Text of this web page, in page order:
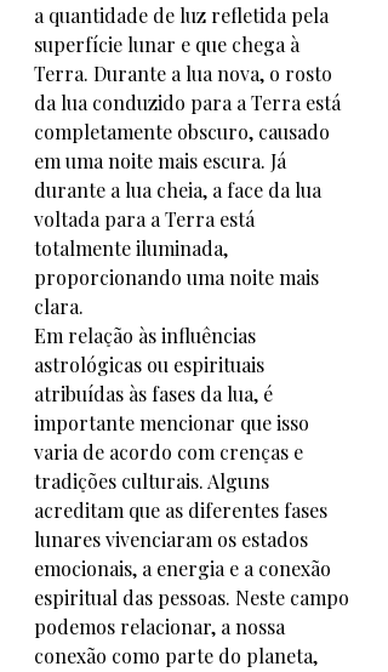
a quantidade de luz refletida pela
superfície lunar e que chega à
Terra. Durante a lua nova, o rosto
da lua conduzido para a Terra está
completamente obscuro, causado
em uma noite mais escura. Já
durante a lua cheia, a face da lua
voltada para a Terra está
totalmente iluminada,
proporcionando uma noite mais
clara.
Em relação às influências
astrológicas ou espirituais
atribuídas às fases da lua, é
importante mencionar que isso
varia de acordo com crenças e
tradições culturais. Alguns
acreditam que as diferentes fases
lunares vivenciaram os estados
emocionais, a energia e a conexão
espiritual das pessoas. Neste campo
podemos relacionar, a nossa
conexão como parte do planeta,